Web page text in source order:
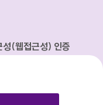
성(웹접근성) 인증